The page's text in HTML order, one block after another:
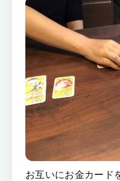
お互いにお金カード